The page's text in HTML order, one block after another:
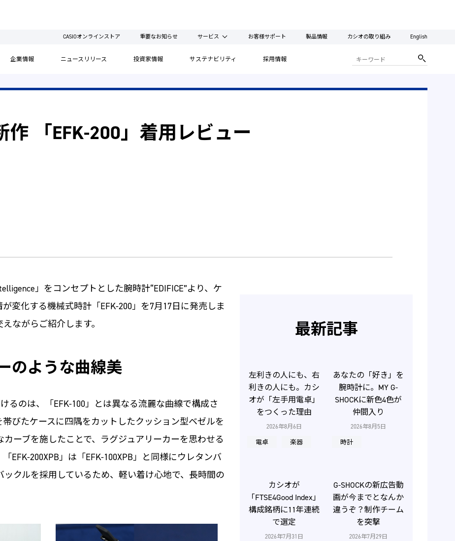
CASIOオンラインストア 重要なお知らせ サービス お客様サポート 製品情報 カシオの取り組み English
企業情報 ニュースリリース 投資家情報 サステナビリティ 採用情報
作 「EFK-200」着用レビュー
」をコンセプトとした腕時計“EDIFICE”より、ケ
変化する機械式時計「EFK-200」を7月17日に発売しま
ながらご紹介します。
のような曲線美
るのは、「EFK-100」とは異なる流麗な曲線で構成さ
びたケースに四隅をカットしたクッション型ベゼルを
ーブを施したことで、ラグジュアリーカーを思わせる
EFK-200XPB」は「EFK-100XPB」と同様にウレタンバ
クルを採用しているため、軽い着け心地で、長時間の
最新記事
2026年8月6日
電卓 楽器
左利きの人にも、右
利きの人にも。カシ
オが「左手用電卓」
をつくった理由
2026年8月5日
時計
あなたの「好き」を
腕時計に。MY G-
SHOCKに新色4色が
仲間入り
2026年7月31日
カシオが
「FTSE4Good Index」
構成銘柄に11年連続
で選定
2026年7月29日
G-SHOCKの新広告動
画が今までとなんか
違うぞ？制作チーム
を突撃